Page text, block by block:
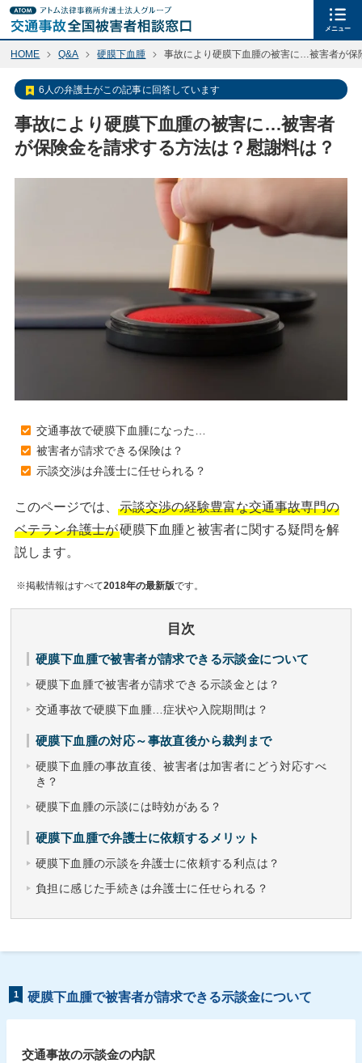
メニュー
HOME Q&A 硬膜下血腫 事故により硬膜下血腫の被害に…被害者が保
6人の弁護士がこの記事に回答しています
事故により硬膜下血腫の被害に…被害者
が保険金を請求する方法は？慰謝料は？
交通事故で硬膜下血腫になった…
被害者が請求できる保険は？
示談交渉は弁護士に任せられる？
このページでは、
示談交渉の経験豊富な交通事故専門の
ベテラン弁護士が硬膜下血腫と被害者に関する疑問を解
説します。
※掲載情報はすべて2018年の最新版です。
目次
硬膜下血腫で被害者が請求できる示談金について
硬膜下血腫で被害者が請求できる示談金とは？
交通事故で硬膜下血腫…症状や入院期間は？
硬膜下血腫の対応～事故直後から裁判まで
硬膜下血腫の事故直後、被害者は加害者にどう対応すべ
き？
硬膜下血腫の示談には時効がある？
硬膜下血腫で弁護士に依頼するメリット
硬膜下血腫の示談を弁護士に依頼する利点は？
負担に感じた手続きは弁護士に任せられる？
1 硬膜下血腫で被害者が請求できる示談金について
交通事故の示談金の内訳